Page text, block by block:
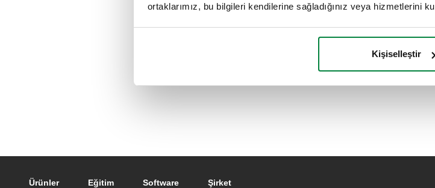
ortaklarımız, bu bilgileri kendilerine sağladığınız veya hizmetlerini
Kişiselleştir
Ürünler Eğitim Software Şirket